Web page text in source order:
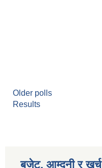
Older polls
Results
बजेट, आम्दनी र खर्च